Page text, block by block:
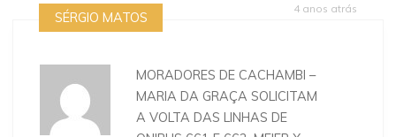
4 anos atrás
SÉRGIO MATOS
MORADORES DE CACHAMBI –
MARIA DA GRAÇA SOLICITAM
A VOLTA DAS LINHAS DE